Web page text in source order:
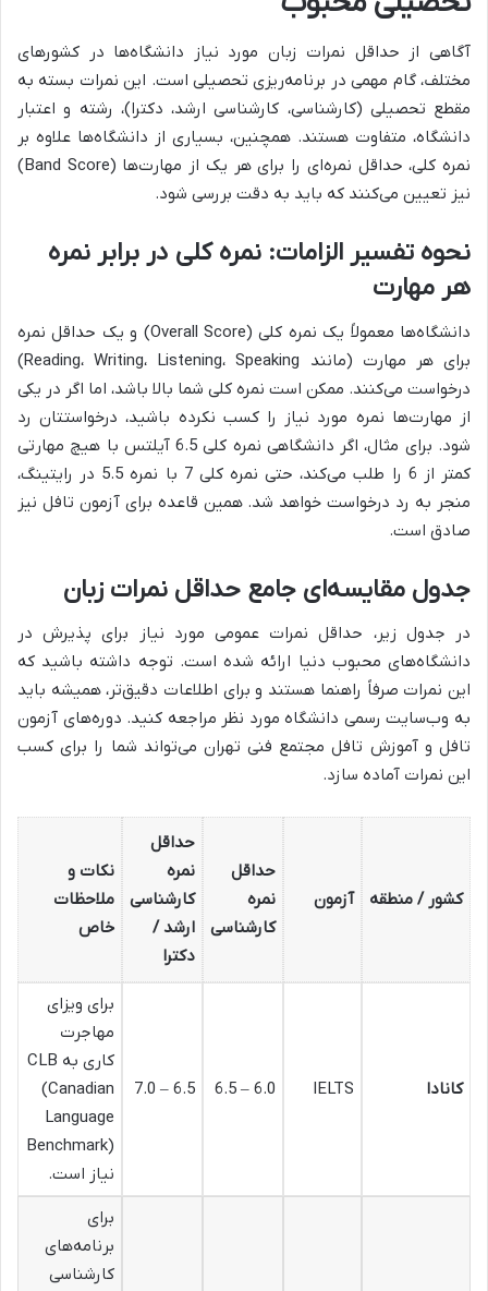
آگاهی از حداقل نمرات زبان مورد نیاز دانشگاه‌ها در کشورهای
مختلف، گام مهمی در برنامه‌ریزی تحصیلی است. این نمرات بسته به
مقطع تحصیلی (کارشناسی، کارشناسی ارشد، دکترا)، رشته و اعتبار
دانشگاه، متفاوت هستند. همچنین، بسیاری از دانشگاه‌ها علاوه بر
نمره کلی، حداقل نمره‌ای را برای هر یک از مهارت‌ها (Band Score)
نیز تعیین می‌کنند که باید به دقت بررسی شود.
نحوه تفسیر الزامات: نمره کلی در برابر نمره
هر مهارت
دانشگاه‌ها معمولاً یک نمره کلی (Overall Score) و یک حداقل نمره
برای هر مهارت (مانند Reading، Writing، Listening، Speaking)
درخواست می‌کنند. ممکن است نمره کلی شما بالا باشد، اما اگر در یکی
از مهارت‌ها نمره مورد نیاز را کسب نکرده باشید، درخواستتان رد
شود. برای مثال، اگر دانشگاهی نمره کلی 6.5 آیلتس با هیچ مهارتی
کمتر از 6 را طلب می‌کند، حتی نمره کلی 7 با نمره 5.5 در رایتینگ،
منجر به رد درخواست خواهد شد. همین قاعده برای آزمون تافل نیز
صادق است.
جدول مقایسه‌ای جامع حداقل نمرات زبان
در جدول زیر، حداقل نمرات عمومی مورد نیاز برای پذیرش در
دانشگاه‌های محبوب دنیا ارائه شده است. توجه داشته باشید که
این نمرات صرفاً راهنما هستند و برای اطلاعات دقیق‌تر، همیشه باید
به وب‌سایت رسمی دانشگاه مورد نظر مراجعه کنید. دوره‌های آزمون
تافل و آموزش تافل مجتمع فنی تهران می‌تواند شما را برای کسب
این نمرات آماده سازد.
کشور / منطقه آزمون
حداقل
نمره
کارشناسی
حداقل
نمره
کارشناسی
ارشد /
دکترا
نکات و
ملاحظات
خاص
کانادا IELTS
6.0 – 6.5
6.5 – 7.0
برای ویزای
مهاجرت
کاری به CLB
(Canadian
Language
Benchmark)
نیاز است.
برای
برنامه‌های
کارشناسی